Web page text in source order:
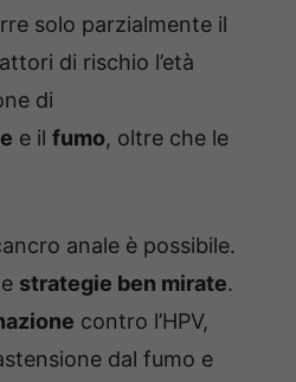
solo parzialmente il
di rischio l’età
di
e il fumo, oltre che le
anale è possibile.
strategie ben mirate.
contro l’HPV,
dal fumo e